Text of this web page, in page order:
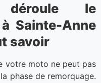
le
Sainte-Anne
savoir
votre moto ne peut pas
phase de remorquage.